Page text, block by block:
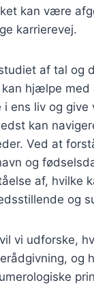
kan være
karrierevej.
af tal og
kan hjælpe
i ens liv og give
kan
Ved at
og
af, hvilke
og
vi udforske,
og